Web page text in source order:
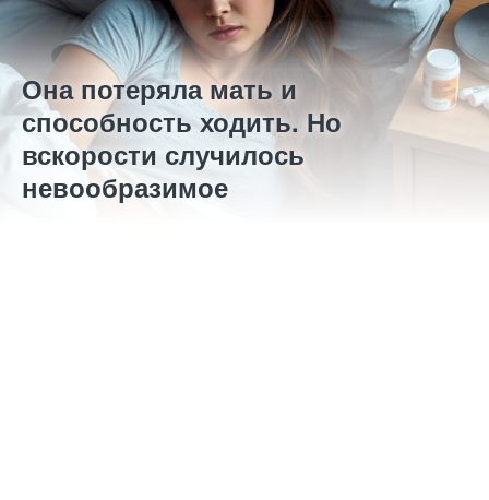
Она потеряла мать и
способность ходить. Но
вскорости случилось
невообразимое